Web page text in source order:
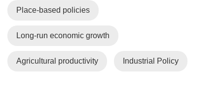
Place-based policies
Long-run economic growth
Agricultural productivity Industrial Policy